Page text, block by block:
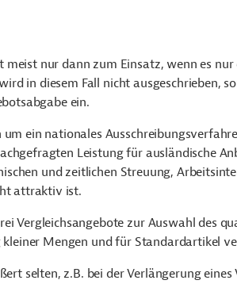
meist nur dann zum Einsatz, wenn es nur
in diesem Fall nicht ausgeschrieben,
ein.
um ein nationales
Leistung für ausländische
und zeitlichen Streuung,
attraktiv ist.
Vergleichsangebote zur Auswahl des
Mengen und für Standardartikel
selten, z.B. bei der Verlängerung eines